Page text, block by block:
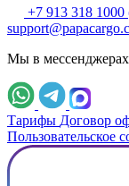
+7 913 318
Мы в мессенджерах
Тарифы Договор
Пользовательское